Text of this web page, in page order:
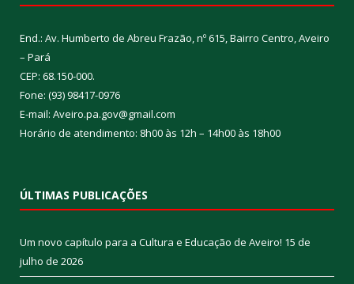
End.: Av. Humberto de Abreu Frazão, nº 615, Bairro Centro, Aveiro
– Pará
CEP: 68.150-000.
Fone: (93) 98417-0976
E-mail: Aveiro.pa.gov@gmail.com
Horário de atendimento: 8h00 às 12h – 14h00 às 18h00
ÚLTIMAS PUBLICAÇÕES
Um novo capítulo para a Cultura e Educação de Aveiro! 15 de
julho de 2026